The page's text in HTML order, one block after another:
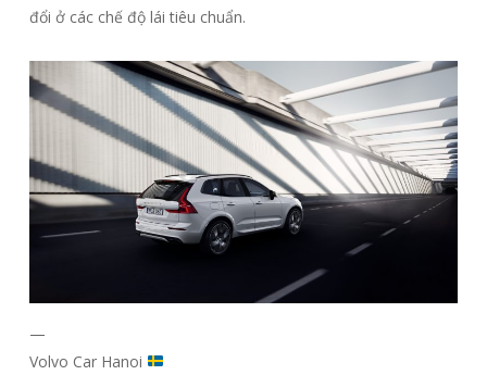
đổi ở các chế độ lái tiêu chuẩn.
—
Volvo Car Hanoi